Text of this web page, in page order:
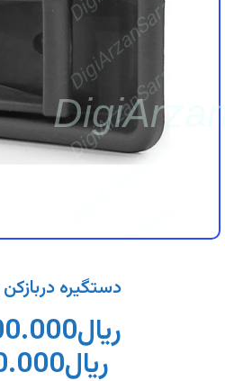
DigiArzanSara
DigiArzanSara
DigiArzanSara
DigiArzanSara
DigiArzanSara
دستگیره
ریال
ریال